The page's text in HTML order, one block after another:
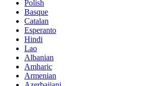
Polish
Basque
Catalan
Esperanto
Hindi
Lao
Albanian
Amharic
Armenian